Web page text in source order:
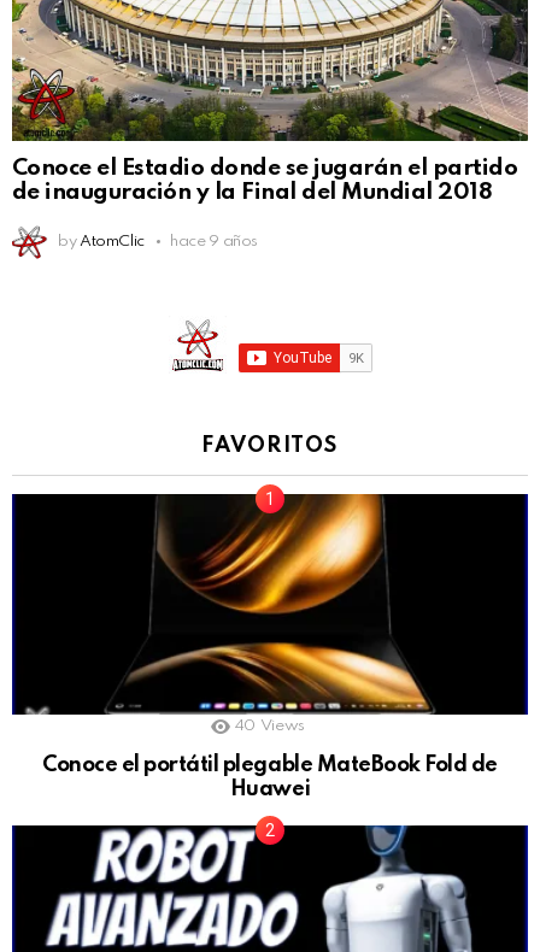
Conoce el Estadio donde se jugarán el partido
de inauguración y la Final del Mundial 2018
by AtomClic hace 9 años
FAVORITOS
40 Views
Conoce el portátil plegable MateBook Fold de
Huawei